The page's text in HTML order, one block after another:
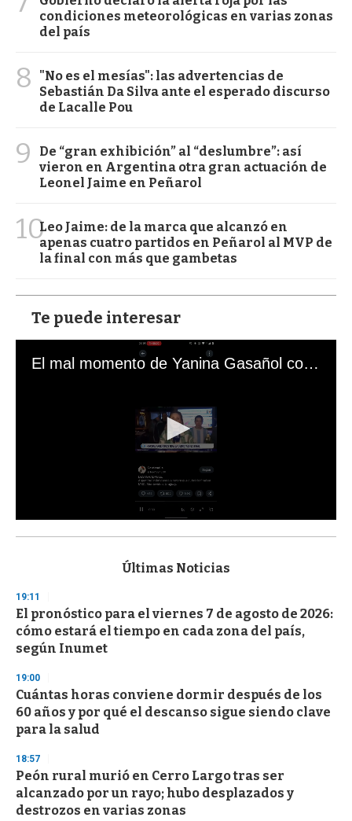
condiciones meteorológicas en varias zonas
del país
8
"No es el mesías": las advertencias de
Sebastián Da Silva ante el esperado discurso
de Lacalle Pou
9
De “gran exhibición” al “deslumbre”: así
vieron en Argentina otra gran actuación de
Leonel Jaime en Peñarol
10Leo Jaime: de la marca que alcanzó en
apenas cuatro partidos en Peñarol al MVP de
la final con más que gambetas
Te puede interesar
El mal momento de Yanina Gasañol con un hincha argentino en "Subrayado"
s
d
s
o
f
3
s
e
c
o
n
d
Últimas Noticias
19:11
El pronóstico para el viernes 7 de agosto de 2026:
cómo estará el tiempo en cada zona del país,
según Inumet
19:00
Cuántas horas conviene dormir después de los
60 años y por qué el descanso sigue siendo clave
para la salud
18:57
Peón rural murió en Cerro Largo tras ser
alcanzado por un rayo; hubo desplazados y
destrozos en varias zonas